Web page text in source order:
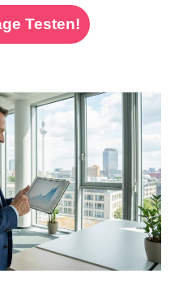
Testen!